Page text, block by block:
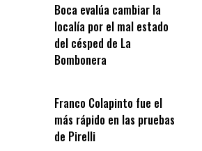
Boca evalúa cambiar la
localía por el mal estado
del césped de La
Bombonera
Franco Colapinto fue el
más rápido en las pruebas
de Pirelli